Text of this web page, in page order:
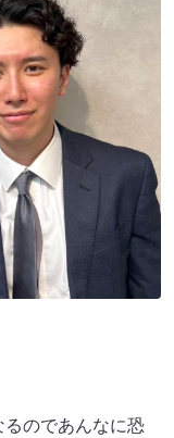
のであんなに恐